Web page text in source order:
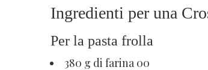
Ingredienti per una
Per la pasta frolla
380 g di farina 00